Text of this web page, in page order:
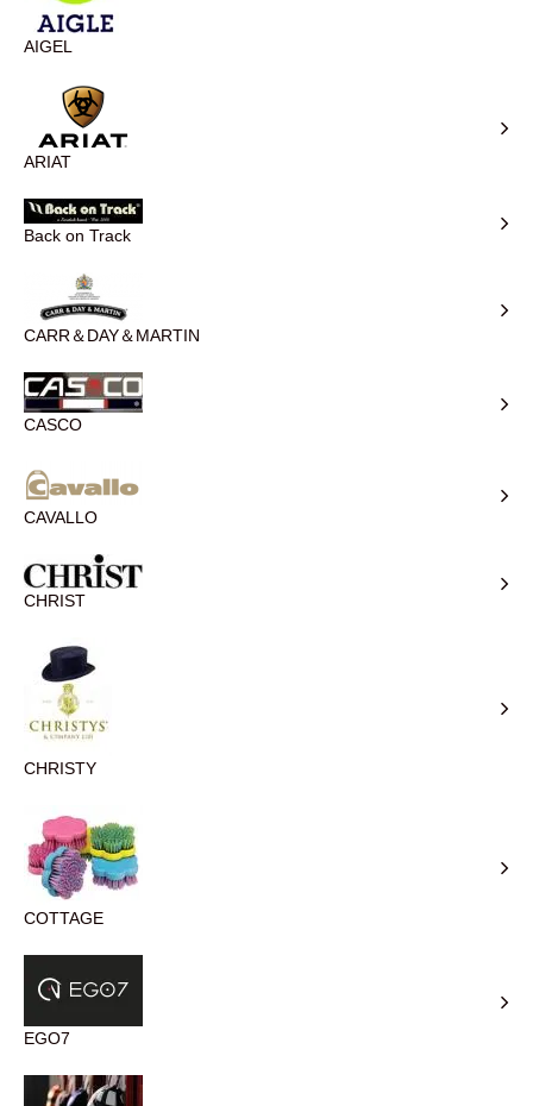
AIGEL
ARIAT
Back on Track
CARR＆DAY＆MARTIN
CASCO
CAVALLO
CHRIST
CHRISTY
COTTAGE
EGO7